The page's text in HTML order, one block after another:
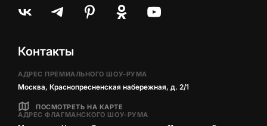
Контакты
АДРЕС ПРЕМИАЛЬНОГО ШОУ-РУМА
Москва, Краснопресненская набережная, д. 2/1
ПОСМОТРЕТЬ НА КАРТЕ
АДРЕС ФЛАГМАНСКОГО ШОУ-РУМА